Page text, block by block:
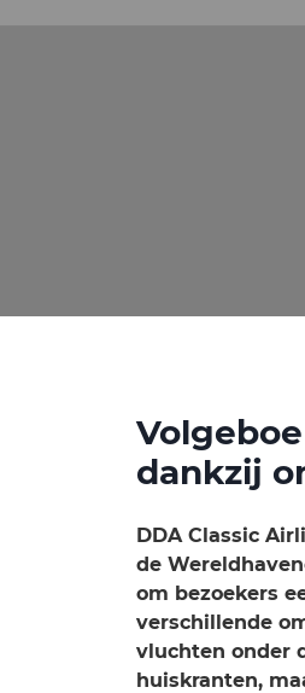
dankzij
DDA Classic
de
om bezoekers
verschillende
vluchten onder
huiskranten,